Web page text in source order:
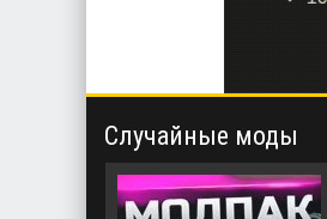
Случайные моды